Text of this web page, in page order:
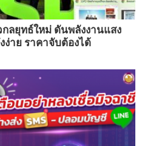
กลยุทธ์ใหม่ ดันพลังงานแสง
ง่าย ราคาจับต้องได้